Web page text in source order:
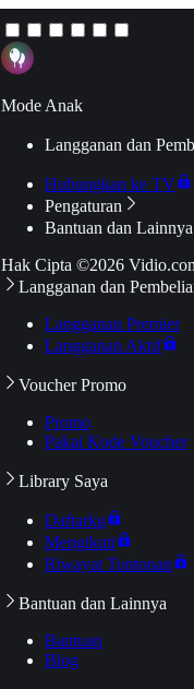
Mode Anak
Langganan dan
Hubungkan ke TV
Pengaturan
Bantuan dan Lainnya
Hak Cipta ©2026
Langganan dan
Langganan Premier
Langganan Aktif
Voucher Promo
Promo
Pakai Kode Voucher
Library Saya
Daftarku
Mengikuti
Riwayat Tontonan
Bantuan dan Lainnya
Bantuan
Blog